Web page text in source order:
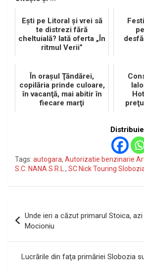
Eşti pe Litoral şi vrei să
te distrezi fără
cheltuială? Iată oferta „În
ritmul Verii”
În oraşul Ţăndărei,
copilăria prinde culoare,
în vacanţă, mai abitir în
fiecare marţi
Tags: autogara, Autorizatie benzinarie
S.C. NANA S.R.L. , SC Nick Touring
în
articole
Unde ieri a căzut primarul Stoica,
Mocioniu
Lucrările din faţa primăriei Slobozia